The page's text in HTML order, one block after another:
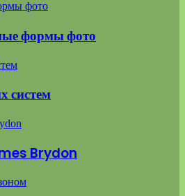
фото
формы фото
систем
Brydon